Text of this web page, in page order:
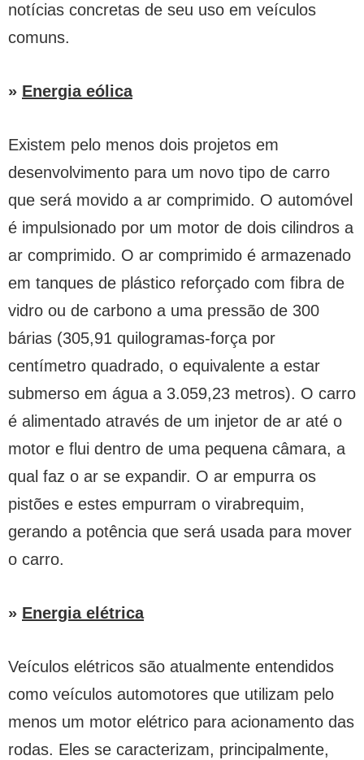
notícias concretas de seu uso em veículos
comuns.
» Energia eólica
Existem pelo menos dois projetos em
desenvolvimento para um novo tipo de carro
que será movido a ar comprimido. O automóvel
é impulsionado por um motor de dois cilindros a
ar comprimido. O ar comprimido é armazenado
em tanques de plástico reforçado com fibra de
vidro ou de carbono a uma pressão de 300
bárias (305,91 quilogramas-força por
centímetro quadrado, o equivalente a estar
submerso em água a 3.059,23 metros). O carro
é alimentado através de um injetor de ar até o
motor e flui dentro de uma pequena câmara, a
qual faz o ar se expandir. O ar empurra os
pistões e estes empurram o virabrequim,
gerando a potência que será usada para mover
o carro.
» Energia elétrica
Veículos elétricos são atualmente entendidos
como veículos automotores que utilizam pelo
menos um motor elétrico para acionamento das
rodas. Eles se caracterizam, principalmente,